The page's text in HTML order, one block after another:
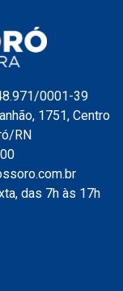
0001-39
1751, Centro
RN
das 7h às 17h